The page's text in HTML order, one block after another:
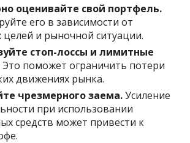
оценивайте свой портфель.
его в зависимости от
целей и рыночной ситуации.
стоп-лоссы и лимитные
Это поможет ограничить потери
движениях рынка.
чрезмерного заема.Усиление
при использовании
средств может привести к